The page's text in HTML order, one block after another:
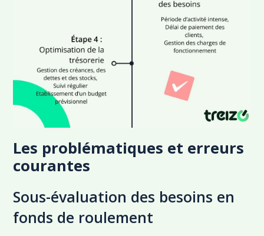
Les problématiques et erreurs
courantes
Sous-évaluation des besoins en
fonds de roulement